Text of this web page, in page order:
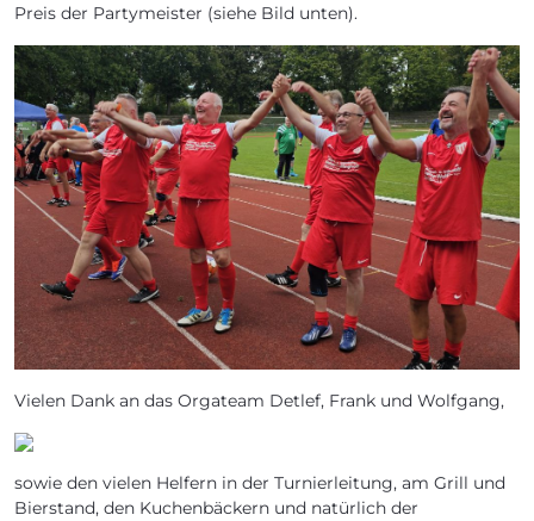
Preis der Partymeister (siehe Bild unten).
Vielen Dank an das Orgateam Detlef, Frank und Wolfgang,
sowie den vielen Helfern in der Turnierleitung, am Grill und
Bierstand, den Kuchenbäckern und natürlich der